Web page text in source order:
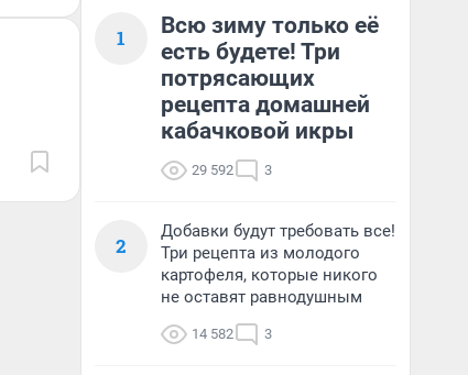
1
Всю зиму только её
есть будете! Три
потрясающих
рецепта домашней
кабачковой икры
29 592 3
2
Добавки будут требовать все!
Три рецепта из молодого
картофеля, которые никого
не оставят равнодушным
14 582 3